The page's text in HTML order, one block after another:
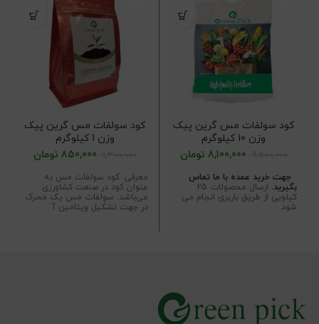
کود سولفات مس گرین پیک
وزن 10 کیلوگرم
8,100,000 تومان
جهت خرید عمده با ما تماس
بگیرید.
ارسال محصولات 25
کیلویی از طریق باربری انجام می
شود.
کود سولفات مس گرین پیک
وزن 1 کیلوگرم
850,000 تومان
معرفی: کود سولفات مس به
عنوان کود در صنعت کشاورزی
می‌باشد. سولفات مس یک محرک
در جهت تشکیل ویتامین آ